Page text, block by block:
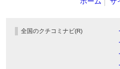
全国のクチコミナビ(R)